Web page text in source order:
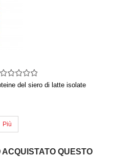
del siero di latte isolate
Più
ACQUISTATO QUESTO